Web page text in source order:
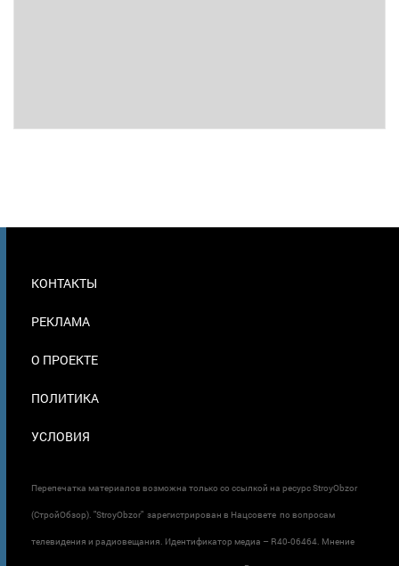
В
КОНТАКТЫ
РЕКЛАМА
О ПРОЕКТЕ
ПОЛИТИКА
УСЛОВИЯ
Перепечатка материалов возможна только со ссылкой на ресурс StroyObzor
(СтройОбзор). "StroyObzor" зарегистрирован в Нацсовете по вопросам
телевидения и радиовещания. Идентификатор медиа – R40-06464. Мнение